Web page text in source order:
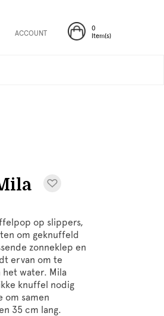
0
Item(s)
ACCOUNT
op slippers,
om geknuffeld
zonneklep en
ervan om te
het water. Mila
knuffel nodig
om samen
35 cm lang.